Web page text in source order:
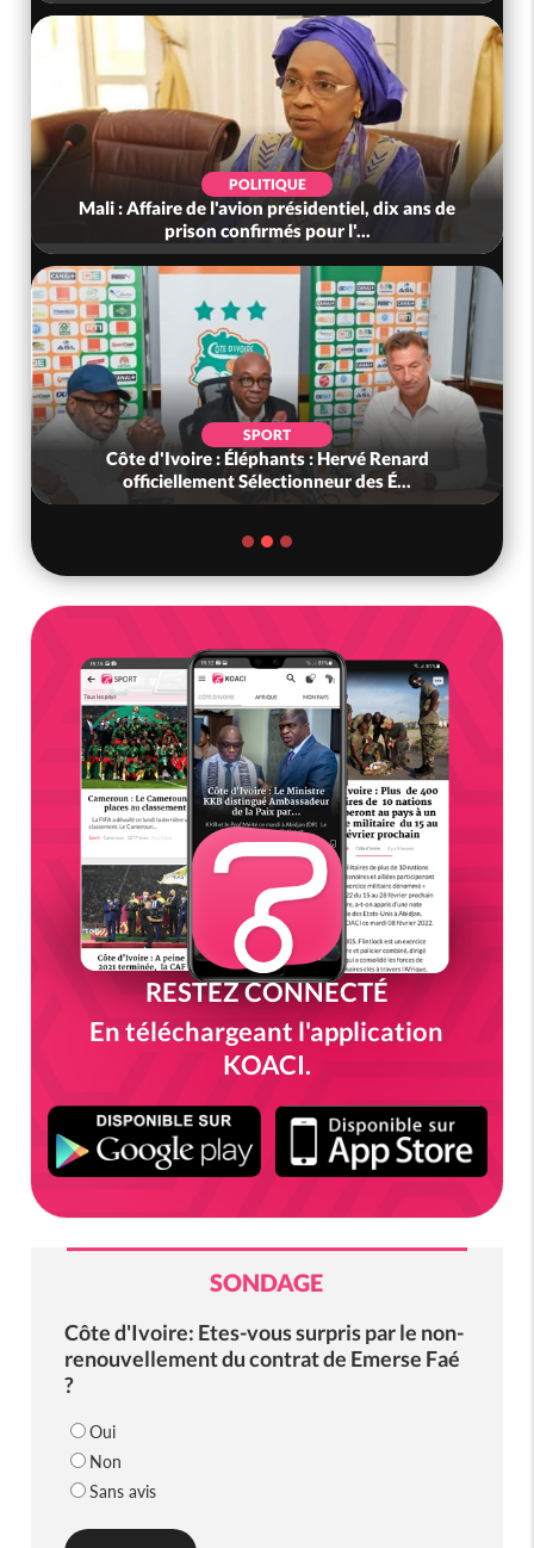
POLITIQUE
Mali : Affaire de l'avion présidentiel, dix ans de
prison confirmés pour l'...
SPORT
Côte d'Ivoire : Éléphants : Hervé Renard
officiellement Sélectionneur des É...
RESTEZ CONNECTÉ
En téléchargeant l'application
KOACI.
SONDAGE
Côte d'Ivoire: Etes-vous surpris par le non-
renouvellement du contrat de Emerse Faé
?
Oui
Non
Sans avis